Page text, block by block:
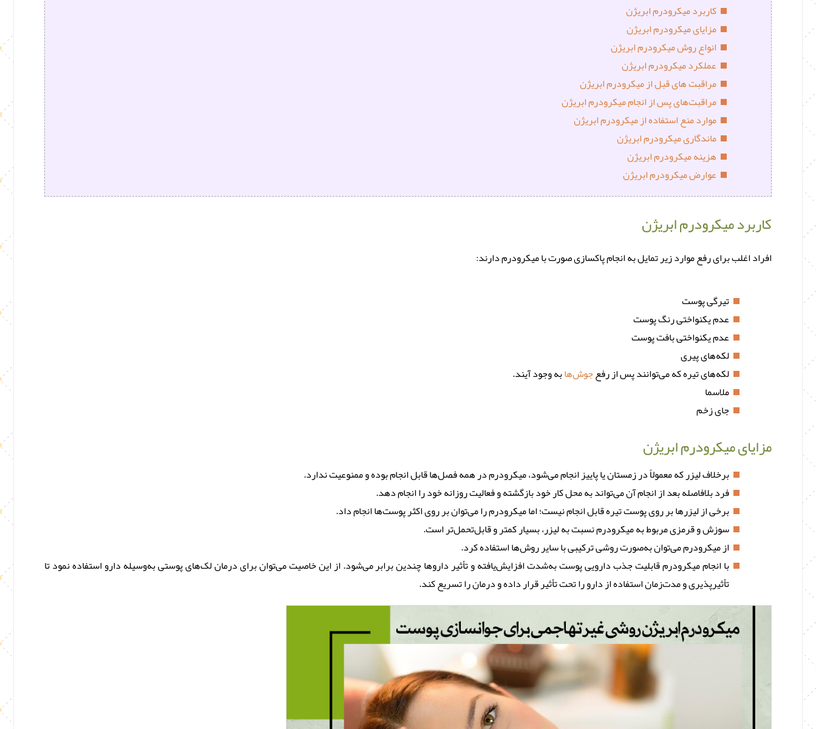
کاربرد میکرودرم ابریژن
مزایای میکرودرم ابریژن
انواع روش میکرودرم ابریژن
عملکرد میکرودرم ابریژن
مراقبت های قبل از میکرودرم ابریژن
مراقبت‌های پس از انجام میکرودرم ابریژن
موارد منع استفاده از میکرودرم ابریژن
ماندگاری میکرودرم ابریژن
هزینه میکرودرم ابریژن
عوارض میکرودرم ابریژن
کاربرد میکرودرم ابریژن
افراد اغلب برای رفع موارد زیر تمایل به انجام پاکسازی صورت با میکرودرم دارند:
تیرگی پوست
عدم یکنواختی رنگ پوست
عدم یکنواختی بافت پوست
لکه‌های پیری
لکه‌های تیره که می‌توانند پس از رفعجوش‌هابه وجود آیند.
ملاسما
جای زخم
مزایای میکرودرم ابریژن
برخلاف لیزر که معمولاً در زمستان یا پاییز انجام می‌شود، میکرودرم در همه فصل‌ها قابل انجام بوده و ممنوعیت ندارد.
فرد بلافاصله بعد از انجام آن می‌تواند به محل کار خود بازگشته و فعالیت روزانه خود را انجام دهد.
برخی از لیزرها بر روی پوست تیره قابل انجام نیست؛ اما میکرودرم را می‌توان بر روی اکثر پوست‌ها انجام داد.
سوزش و قرمزی مربوط به میکرودرم نسبت به لیزر، بسیار کمتر و قابل‌تحمل‌تر است.
از میکرودرم می‌توان به‌صورت روشی ترکیبی با سایر روش‌ها استفاده کرد.
با انجام میکرودرم قابلیت جذب دارویی پوست به‌شدت افزایش‌یافته و تأثیر داروها چندین برابر می‌شود. از این خاصیت می‌توان برای درمان لک‌های پوستی به‌وسیله دارو استفاده نمود تا
تأثیرپذیری و مدت‌زمان استفاده از دارو را تحت تأثیر قرار داده و درمان را تسریع کند.